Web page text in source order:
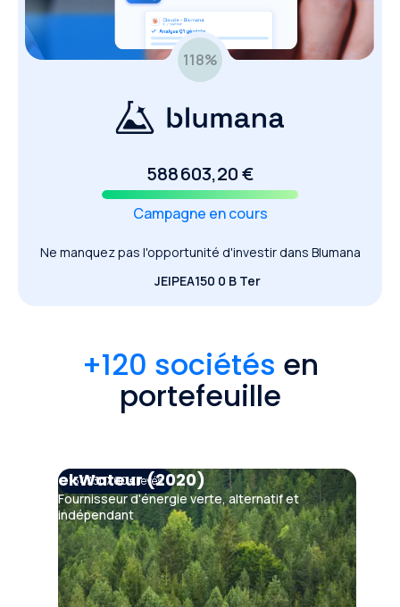
118%
588 603,20 €
Campagne en cours
Ne manquez pas l'opportunité d'investir dans Blumana
JEIPEA150 0 B Ter
+120 sociétés en
portefeuille
1 547 307,00 €levés
ekWateur (2020)
Fournisseur d'énergie verte, alternatif et
indépendant